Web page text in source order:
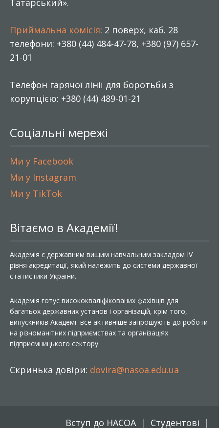
Татарський».
Приймальна комісія: 2 поверх, каб. 28
телефони: +380 (44) 484-47-78, +380 (97) 657-
21-01
Телефон гарячої лінії для боротьби з
корупцією: +380 (44) 489-01-21
Соціальні мережі
Ми у Facebook
Ми у Instagram
Ми у TikTok
Вітаємо в Академії!
Академія є державним вищим навчальним закладом IV
рівня акредитації, який належить до системи державної
статистики України.
Академія готує висококваліфікованих фахівців для
багатьох державних установ і організацій, крім того,
випускників Академії все активніше запрошують до роботи
на різноманітних підприємствах та організаціях
підприємницького сектору.
Скринька довіри: dovira@nasoa.edu.ua
Вступ до НАСОА Студентові